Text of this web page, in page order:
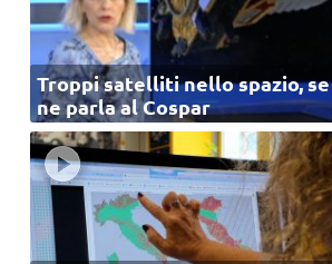
Troppi satelliti nello spazio, se
ne parla al Cospar